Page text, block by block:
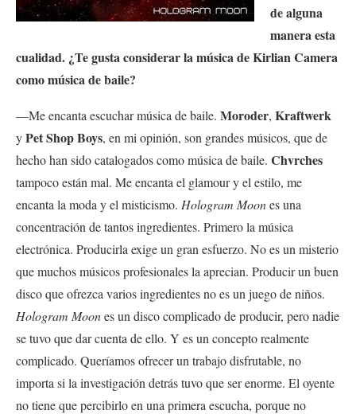
de alguna
manera esta
cualidad. ¿Te gusta considerar la música de Kirlian Camera
como música de baile?
—Me encanta escuchar música de baile. Moroder, Kraftwerk
yPet Shop Boys, en mi opinión, son grandes músicos, que de
hecho han sido catalogados como música de baile. Chvrches
tampoco están mal. Me encanta el glamour y el estilo, me
encanta la moda y el misticismo. Hologram Moones una
concentración de tantos ingredientes. Primero la música
electrónica. Producirla exige un gran esfuerzo. No es un misterio
que muchos músicos profesionales la aprecian. Producir un buen
disco que ofrezca varios ingredientes no es un juego de niños.
Hologram Moones un disco complicado de producir, pero nadie
se tuvo que dar cuenta de ello. Y es un concepto realmente
complicado. Queríamos ofrecer un trabajo disfrutable, no
importa si la investigación detrás tuvo que ser enorme. El oyente
no tiene que percibirlo en una primera escucha, porque no